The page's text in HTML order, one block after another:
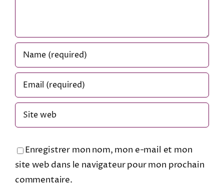
Enregistrer mon nom, mon e-mail et mon
site web dans le navigateur pour mon prochain
commentaire.